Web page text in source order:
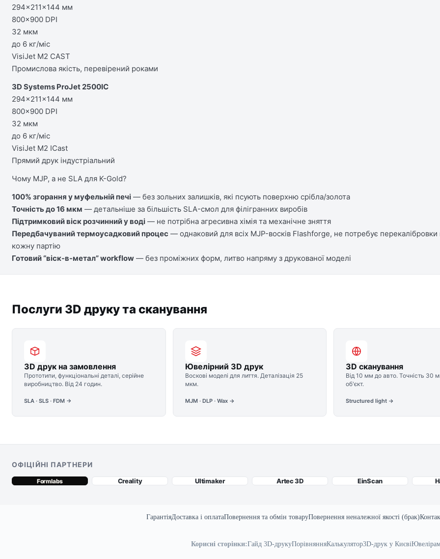
294×211×144 мм
800×900 DPI
32 мкм
до 6 кг/міс
VisiJet M2 CAST
Промислова якість, перевірений роками
3D Systems ProJet 2500IC
294×211×144 мм
800×900 DPI
32 мкм
до 6 кг/міс
VisiJet M2 ICast
Прямий друк індустріальний
Чому MJP, а не SLA для K-Gold?
100% згорання у муфельній печі — без зольних залишків, які псують поверхню срібла/золота
Точність до 16 мкм — детальніше за більшість SLA-смол для філігранних виробів
Підтримковий віск розчинний у воді — не потрібна агресивна хімія та механічне зняття
Передбачуваний термоусадковий процес — однаковий для всіх MJP-восків Flashforge, не потребує перекалібровки
кожну партію
Готовий “віск-в-метал” workflow — без проміжних форм, литво напряму з друкованої моделі
Послуги 3D друку та сканування
3D друк на замовлення
Прототипи, функціональні деталі, серійне
виробництво. Від 24 годин.
SLA · SLS · FDM →
Ювелірний 3D друк
Воскові моделі для лиття. Деталізація 25
мкм.
MJM · DLP · Wax →
3D сканування
Від 10 мм до авто. Точність 30
об'єкт.
Structured light →
ОФІЦІЙНІ ПАРТНЕРИ
Formlabs Creality Ultimaker Artec 3D EinScan
ГарантіяДоставка і оплатаПовернення та обмін товаруПовернення неналежної якості (брак)
Корисні сторінки:Гайд 3D-друкуПорівнянняКалькулятор3D-друк у Києві